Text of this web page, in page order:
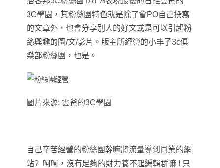
3C學園 ， 其粉絲團特色就是除了會PO自己撰寫
的文章外 ， 也會分享別人的好文或是可以引起粉
絲興趣的圖/文/影片 。版主所經營的小丰子3c俱
樂部粉絲團 ， 也是 。
圖片來源: 雲爸的3C學園
自己辛苦經營的粉絲團幹嘛將流量導到同業的網
站? 呵呵 ， 沒有足夠的財力養不起編輯群嘛 ! 只